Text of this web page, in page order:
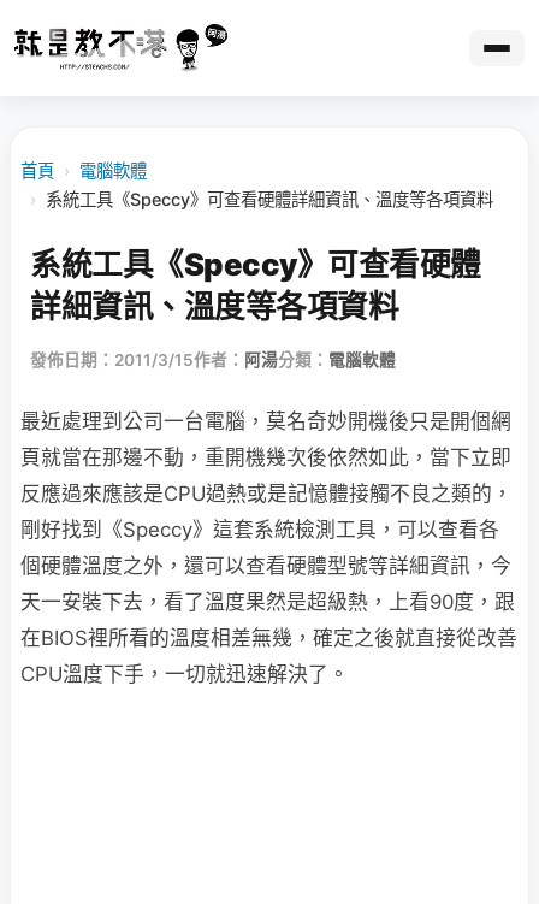
首頁 › 電腦軟體
› 系統工具《Speccy》可查看硬體詳細資訊、溫度等各項資料
系統工具《Speccy》可查看硬體
詳細資訊、溫度等各項資料
發佈日期：2011/3/15作者： 阿湯分類： 電腦軟體
最近處理到公司一台電腦，莫名奇妙開機後只是開個網
頁就當在那邊不動，重開機幾次後依然如此，當下立即
反應過來應該是CPU過熱或是記憶體接觸不良之類的，
剛好找到《Speccy》這套系統檢測工具，可以查看各
個硬體溫度之外，還可以查看硬體型號等詳細資訊，今
天一安裝下去，看了溫度果然是超級熱，上看90度，跟
在BIOS裡所看的溫度相差無幾，確定之後就直接從改善
CPU溫度下手，一切就迅速解決了。